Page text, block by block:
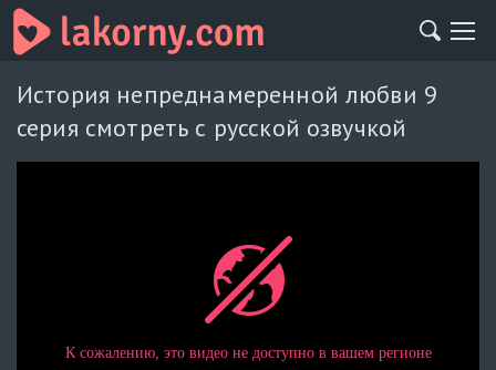
История непреднамеренной любви 9
серия смотреть с русской озвучкой